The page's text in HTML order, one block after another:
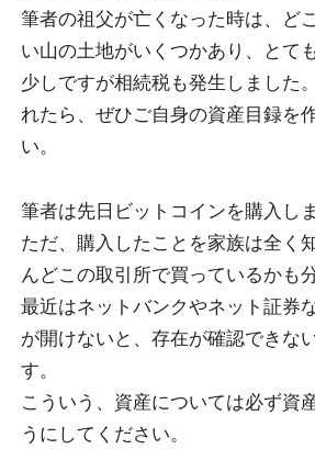
筆者の祖父が亡くなった時は、ど
い山の土地がいくつかあり、とて
少しですが相続税も発生しました
れたら、ぜひご自身の資産目録を
い。
筆者は先日ビットコインを購入しま
ただ、購入したことを家族は全く
んどこの取引所で買っているかも
最近はネットバンクやネット証券
が開けないと、存在が確認できな
す。
こういう、資産については必ず資
うにしてください。